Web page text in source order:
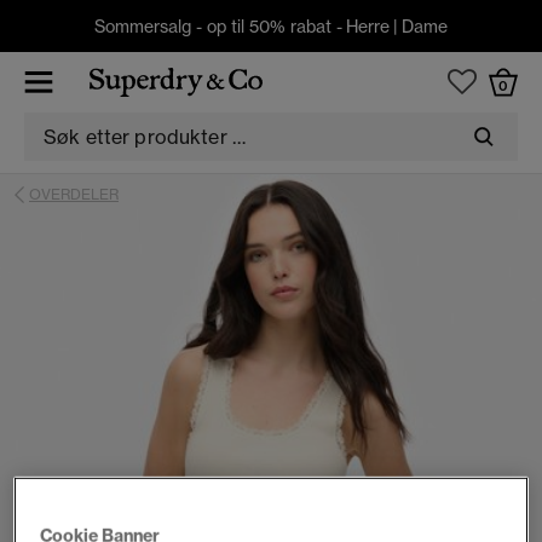
Sommersalg - op til 50% rabat - Herre | Dame
0
OVERDELER
Cookie Banner